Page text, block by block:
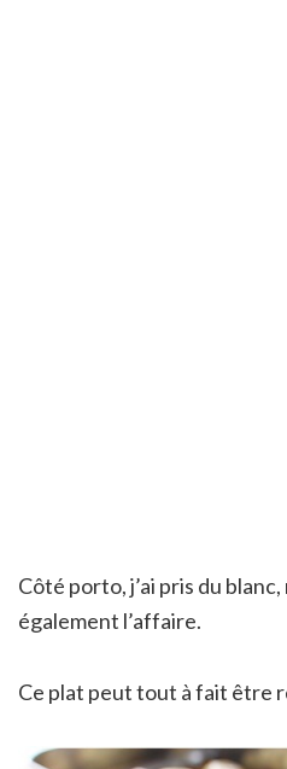
Côté porto, j’ai pris du
également l’affaire.
Ce plat peut tout à fait être